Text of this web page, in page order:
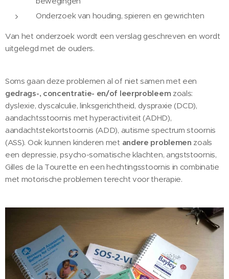
Onderzoek van houding, spieren en gewrichten
Van het onderzoek wordt een verslag geschreven en wordt
uitgelegd met de ouders.
Soms gaan deze problemen al of niet samen met een
gedrags-, concentratie- en/of leerprobleemzoals:
dyslexie, dyscalculie, linksgerichtheid, dyspraxie (DCD),
aandachtsstoornis met hyperactiviteit (ADHD),
aandachtstekortstoornis (ADD), autisme spectrum stoornis
(ASS). Ook kunnen kinderen met andere problemen zoals
een depressie, psycho-somatische klachten, angststoornis,
Gilles de la Tourette en een hechtingsstoornis in combinatie
met motorische problemen terecht voor therapie.